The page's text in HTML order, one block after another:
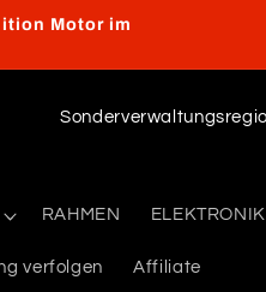
Motor im
RAHMEN ELEKTRONIK
verfolgen Affiliate
L
d
/